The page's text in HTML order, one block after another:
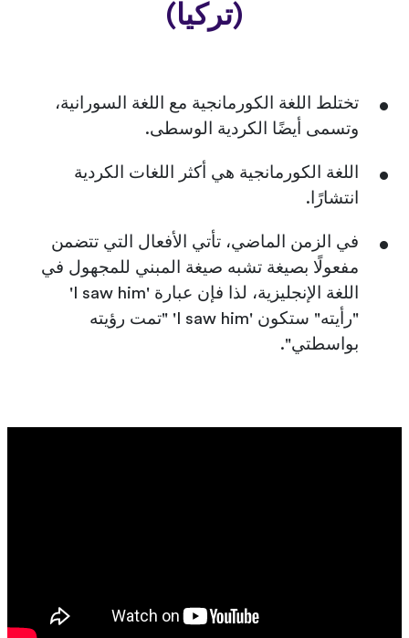
(تركيا)
تختلط اللغة الكورمانجية مع اللغة السورانية،
وتسمى أيضًا الكردية الوسطى.
اللغة الكورمانجية هي أكثر اللغات الكردية
انتشارًا.
في الزمن الماضي، تأتي الأفعال التي تتضمن
مفعولًا بصيغة تشبه صيغة المبني للمجهول في
اللغة الإنجليزية، لذا فإن عبارة 'I saw him'
"رأيته" ستكون 'I saw him' "تمت رؤيته
بواسطتي".